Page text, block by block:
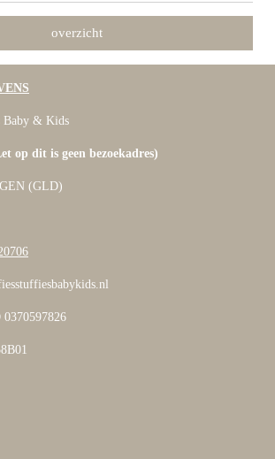
overzicht
Baby & Kids
op dit is geen bezoekadres)
(GLD)